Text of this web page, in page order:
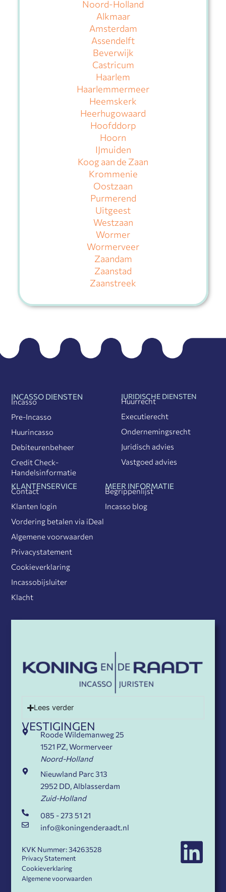
Noord-Holland
Alkmaar
Amsterdam
Assendelft
Beverwijk
Castricum
Haarlem
Haarlemmermeer
Heemskerk
Heerhugowaard
Hoofddorp
Hoorn
IJmuiden
Koog aan de Zaan
Krommenie
Oostzaan
Purmerend
Uitgeest
Westzaan
Wormer
Wormerveer
Zaandam
Zaanstad
Zaanstreek
INCASSO DIENSTEN
Incasso
Pre-Incasso
Huurincasso
Debiteurenbeheer
Credit Check-
Handelsinformatie
JURIDISCHE DIENSTEN
Huurrecht
Executierecht
Ondernemingsrecht
Juridisch advies
Vastgoed advies
KLANTENSERVICE
Contact
Klanten login
Vordering betalen via iDeal
Algemene voorwaarden
Privacystatement
Cookieverklaring
Incassobijsluiter
Klacht
MEER INFORMATIE
Begrippenlijst
Incasso blog
Lees verder
VESTIGINGEN
Roode Wildemanweg 25
1521 PZ, Wormerveer
Noord-Holland
Nieuwland Parc 313
2952 DD, Alblasserdam
Zuid-Holland
085 - 273 51 21
info@koningenderaadt.nl
KVK Nummer: 34263528
Privacy Statement
Cookieverklaring
Algemene voorwaarden